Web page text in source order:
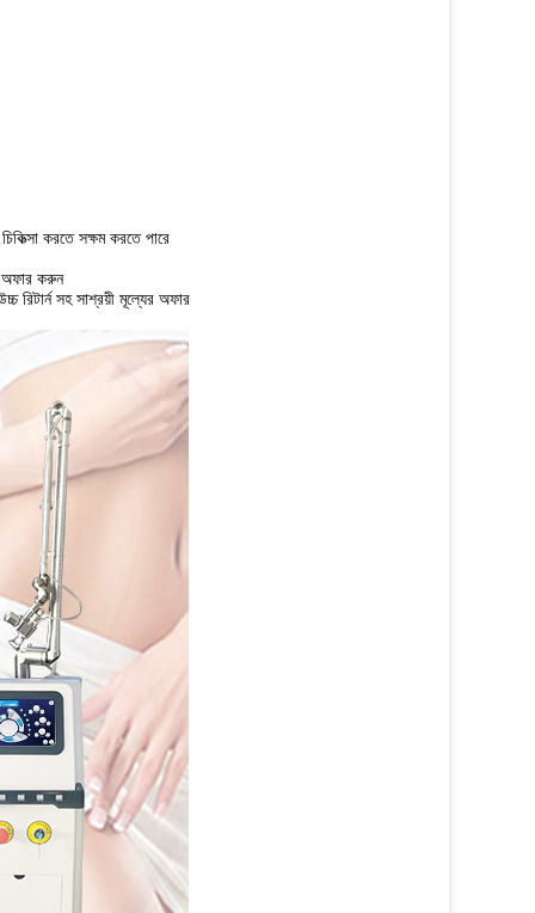
করতে সক্ষম করতে পারে
অফার করুন
সহ সাশ্রয়ী মূল্যের অফার